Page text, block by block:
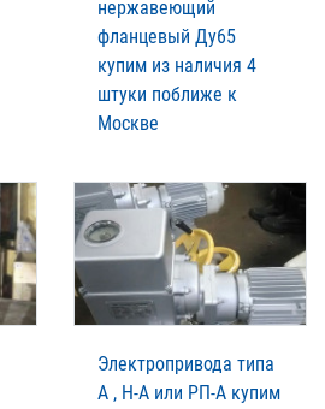
нержавеющий
фланцевый Ду65
купим из наличия 4
штуки поближе к
Москве
Электропривода типа
А , Н-А или РП-А купим